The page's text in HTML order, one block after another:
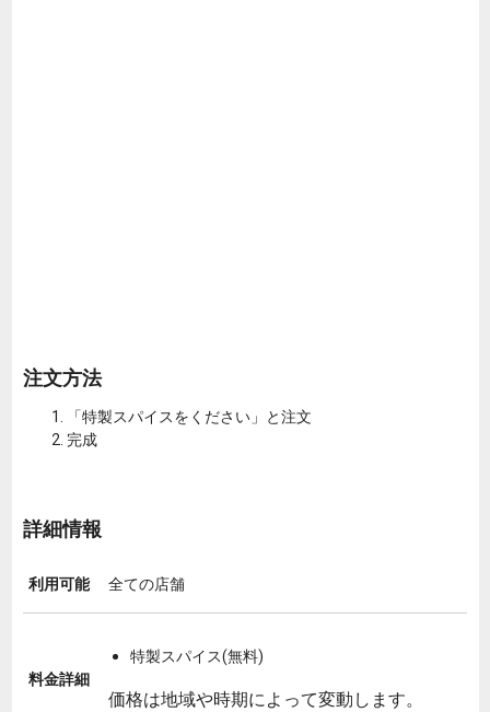
注文方法
「特製スパイスをください」と注文
完成
詳細情報
利用可能 全ての店舗
料金詳細
特製スパイス(無料)
価格は地域や時期によって変動します。